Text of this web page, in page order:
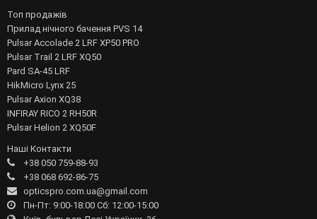
Топ продажів
Прилад нічного бачення PVS 14
Pulsar Accolade 2 LRF XP50 PRO
Pulsar Trail 2 LRF XQ50
Pard SA-45 LRF
HikMicro Lynx 25
Pulsar Axion XQ38
INFIRAY RICO 2 RH50R
Pulsar Helion 2 XQ50F
Наші Контакти
+38 050 759-88-93
+38 068 692-86-75
opticspro.com.ua@gmail.com
Пн-Пт: 9:00-18:00 Сб: 12:00-15:00